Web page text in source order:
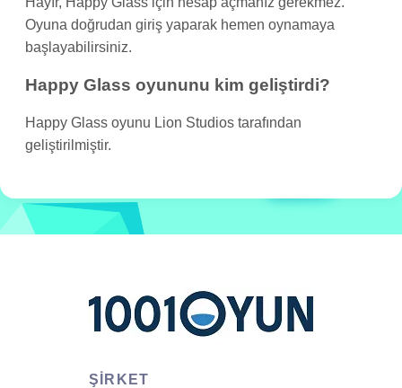
Oyuna doğrudan giriş yaparak hemen oynamaya
başlayabilirsiniz.
Happy Glass oyununu kim geliştirdi?
Happy Glass oyunu Lion Studios tarafından
geliştirilmiştir.
ŞIRKET